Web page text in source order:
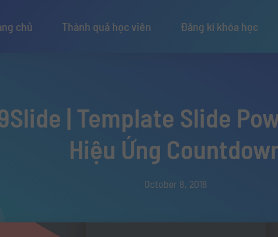
chủ Thành quả học viên Đăng kí khóa học
| Template Slide
Hiệu Ứng
October 8, 2018